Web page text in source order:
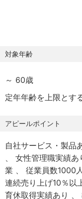
・各種社会保険完備
・住宅手当（規定有）
・退職金制度あり
・交通費支給
・従業員持株会制度
・社員割引制度
・遺族補償制度
・懇親会補助
・副業可（事前許可
・出産・結婚の慶弔
・品質管理運営に関
対象年齢
～ 60歳
定年年齢を上限とす
アピールポイント
自社サービス・製品
女性管理職実績あ
業
従業員数1000
連続売り上げ10％以
育休取得実績あり